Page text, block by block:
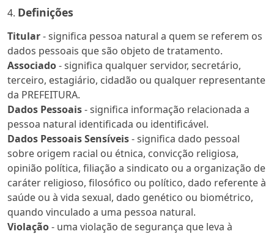
Definições
Titular- significa pessoa natural a quem se referem os
dados pessoais que são objeto de tratamento.
Associado- significa qualquer servidor, secretário,
terceiro, estagiário, cidadão ou qualquer representante
da PREFEITURA.
Dados Pessoais- significa informação relacionada a
pessoa natural identificada ou identificável.
Dados Pessoais Sensíveis- significa dado pessoal
sobre origem racial ou étnica, convicção religiosa,
opinião política, filiação a sindicato ou a organização de
caráter religioso, filosófico ou político, dado referente à
saúde ou à vida sexual, dado genético ou biométrico,
quando vinculado a uma pessoa natural.
Violação- uma violação de segurança que leva à